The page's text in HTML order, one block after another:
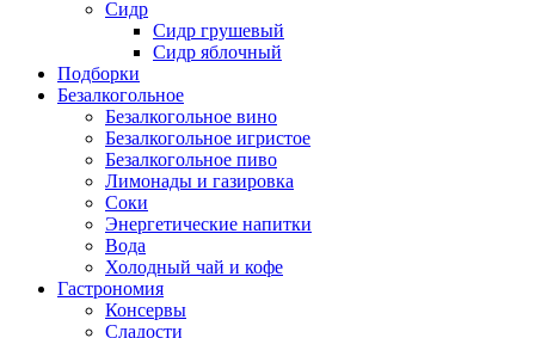
Сидр
Сидр грушевый
Сидр яблочный
Подборки
Безалкогольное
Безалкогольное вино
Безалкогольное игристое
Безалкогольное пиво
Лимонады и газировка
Соки
Энергетические напитки
Вода
Холодный чай и кофе
Гастрономия
Консервы
Сладости